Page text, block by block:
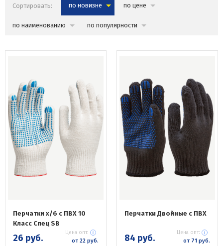
Сортировать: по новизне по цене
по наименованию по популярности
Перчатки х/б с ПВХ 10
Класс Спец SB
26 руб. Цена опт:
от 22 руб.
Перчатки Двойные с ПВХ
84 руб. Цена опт:
от 71 руб.